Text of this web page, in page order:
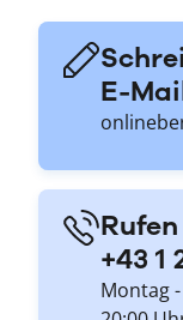
E-
+43 1
Montag